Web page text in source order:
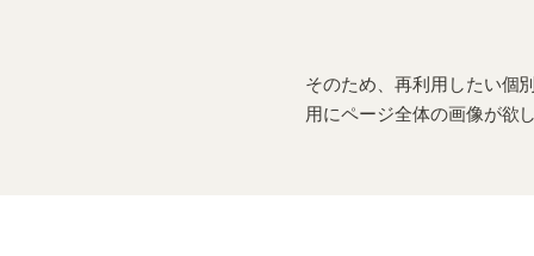
そのため、再利用したい個
用にページ全体の画像が欲